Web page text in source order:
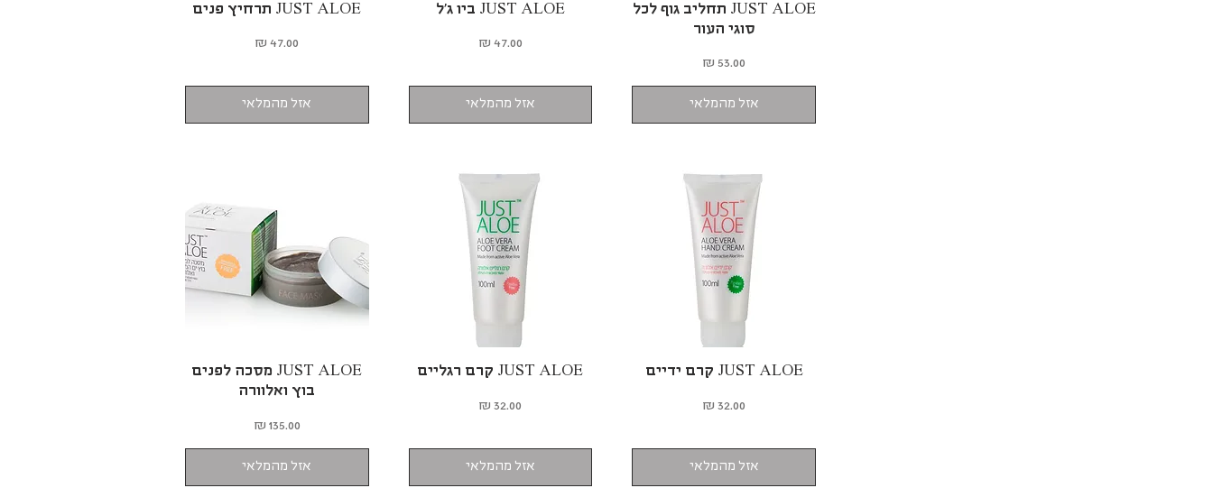
תצוגה מהירהJUST ALOE תחליב גוף לכל
סוגי העור
מחיר
אזל מהמלאי
תצוגה מהירה
JUST ALOE ביו ג'ל
מחיר
אזל מהמלאי
תצוגה מהירהJUST ALOE תרחיץ פנים
מחיר
אזל מהמלאי
תצוגה מהירה
JUST ALOE קרם ידיים
מחיר
אזל מהמלאי
תצוגה מהירהJUST ALOE קרם רגליים
מחיר
אזל מהמלאי
תצוגה מהירהJUST ALOE מסכה לפנים
בוץ ואלוורה
מחיר
אזל מהמלאי